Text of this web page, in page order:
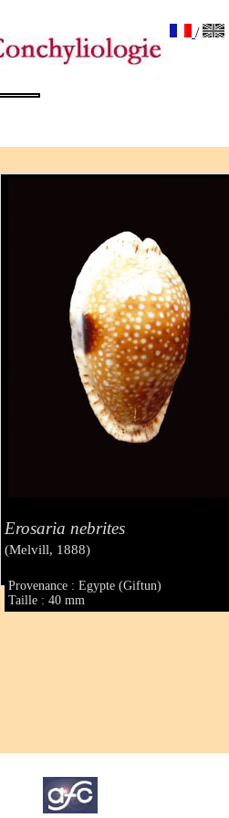
/
Erosaria nebrites
(Melvill, 1888)
Provenance : Egypte (Giftun)
Taille : 40 mm